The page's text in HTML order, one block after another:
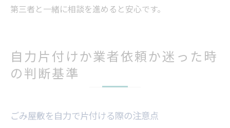
第三者と一緒に相談を進めると安心です。
自力片付けか業者依頼か迷った時
の判断基準
ごみ屋敷を自力で片付ける際の注意点